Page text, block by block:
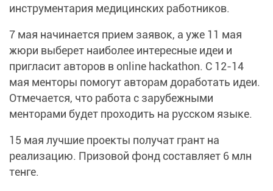
инструментария медицинских работников.
7 мая начинается прием заявок, а уже 11 мая
жюри выберет наиболее интересные идеи и
пригласит авторов в online hackathon. С 12-14
мая менторы помогут авторам доработать идеи.
Отмечается, что работа с зарубежными
менторами будет проходить на русском языке.
15 мая лучшие проекты получат грант на
реализацию. Призовой фонд составляет 6 млн
тенге.